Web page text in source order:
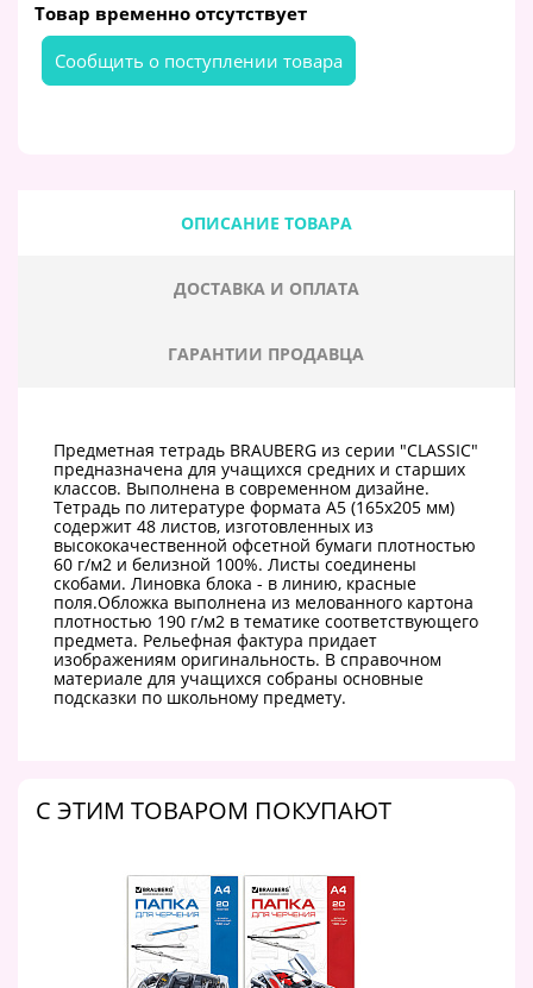
Товар временно отсутствует
Cообщить о поступлении товара
ОПИСАНИЕ ТОВАРА
ДОСТАВКА И ОПЛАТА
ГАРАНТИИ ПРОДАВЦА
Предметная тетрадь BRAUBERG из серии "CLASSIC"
предназначена для учащихся средних и старших
классов. Выполнена в современном дизайне.
Тетрадь по литературе формата А5 (165х205 мм)
содержит 48 листов, изготовленных из
высококачественной офсетной бумаги плотностью
60 г/м2 и белизной 100%. Листы соединены
скобами. Линовка блока - в линию, красные
поля.Обложка выполнена из мелованного картона
плотностью 190 г/м2 в тематике соответствующего
предмета. Рельефная фактура придает
изображениям оригинальность. В справочном
материале для учащихся собраны основные
подсказки по школьному предмету.
C ЭТИМ ТОВАРОМ ПОКУПАЮТ